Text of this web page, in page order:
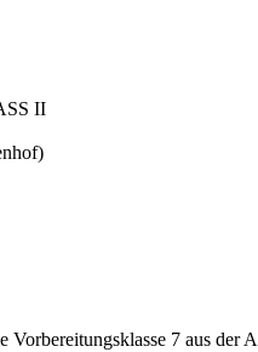
II
7 aus der